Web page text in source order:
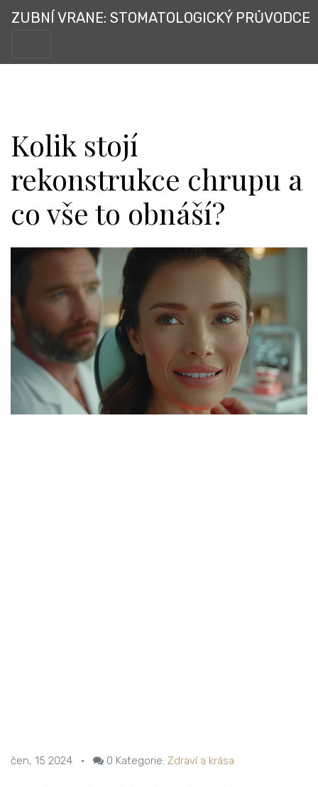
ZUBNÍ VRANE: STOMATOLOGICKÝ PRŮVODCE
Kolik stojí
rekonstrukce chrupu a
co vše to obnáší?
čen, 15 2024 • 0 Kategorie: Zdraví a krása